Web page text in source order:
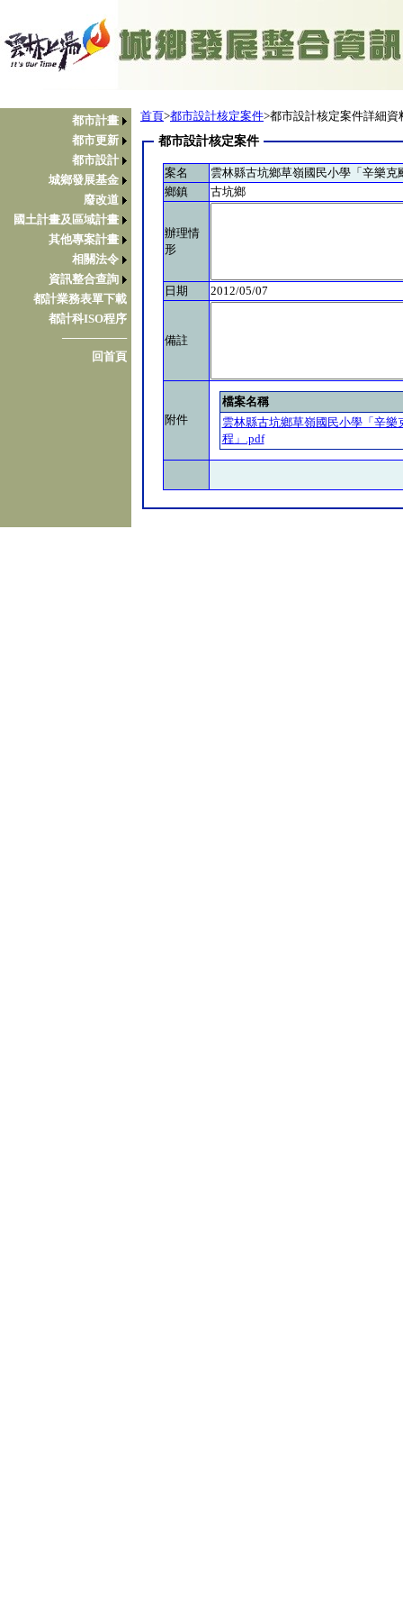
都市計畫
都市更新
都市設計
城鄉發展基金
廢改道
國土計畫及區域計畫
其他專案計畫
相關法令
資訊整合查詢
都計業務表單下載
都計科ISO程序
────────
回首頁
首頁>都市設計核定案件>都市設計核定案件詳細資
都市設計核定案件
案名
雲林縣古坑鄉草嶺國民小學「辛樂克
鄉鎮
古坑鄉
辦理情
形
日期 2012/05/07
備註
附件
檔案名稱
雲林縣古坑鄉草嶺國民小學「辛樂
程」.pdf